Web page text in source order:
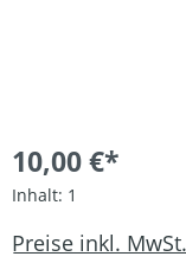
10,00 €*
Inhalt: 1
Preise inkl.